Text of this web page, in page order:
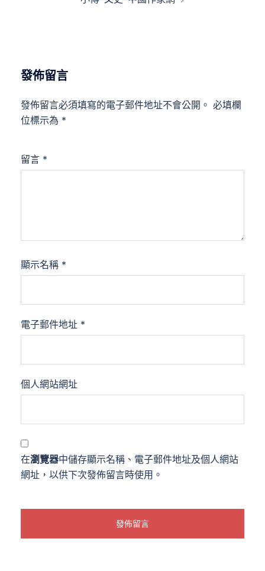
發佈留言
發佈留言必須填寫的電子郵件地址不會公開。 必填欄
位標示為 *
留言 *
顯示名稱 *
電子郵件地址 *
個人網站網址
在瀏覽器中儲存顯示名稱、電子郵件地址及個人網站
網址，以供下次發佈留言時使用。